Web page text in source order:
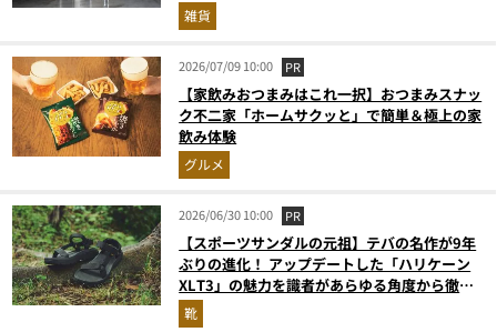
雑貨
2026/07/09 10:00 PR
【家飲みおつまみはこれ一択】おつまみスナッ
ク不二家「ホームサクッと」で簡単＆極上の家
飲み体験
グルメ
2026/06/30 10:00 PR
【スポーツサンダルの元祖】テバの名作が9年
ぶりの進化！ アップデートした「ハリケーン
XLT3」の魅力を識者があらゆる角度から徹底
解説！
靴